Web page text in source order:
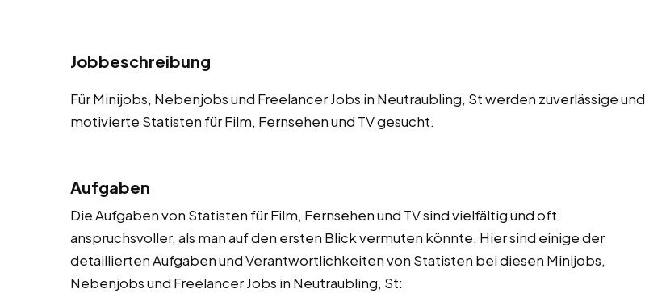
Jobbeschreibung
Für Minijobs, Nebenjobs und Freelancer Jobs in Neutraubling, St werden zuverlässige und
motivierte Statisten für Film, Fernsehen und TV gesucht.
Aufgaben
Die Aufgaben von Statisten für Film, Fernsehen und TV sind vielfältig und oft
anspruchsvoller, als man auf den ersten Blick vermuten könnte. Hier sind einige der
detaillierten Aufgaben und Verantwortlichkeiten von Statisten bei diesen Minijobs,
Nebenjobs und Freelancer Jobs in Neutraubling, St: